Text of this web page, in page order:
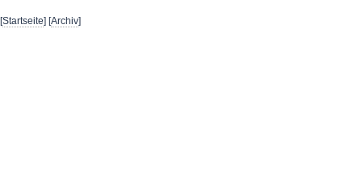
[Startseite] [Archiv]